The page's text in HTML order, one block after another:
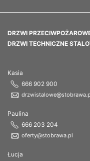
DRZWI
DRZWI TECHNICZNE
Kasia
666 902 900
Paulina
666 203 204
oferty@stobrawa.pl
Łucja